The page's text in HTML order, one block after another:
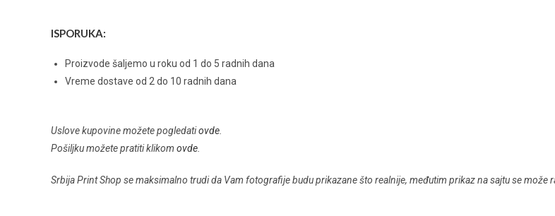
ISPORUKA:
Proizvode šaljemo u roku od 1 do 5 radnih dana
Vreme dostave od 2 do 10 radnih dana
Uslove kupovine možete pogledatiovde.
Pošiljku možete pratiti klikom ovde.
Srbija Print Shop se maksimalno trudi da Vam fotografije budu prikazane što realnije, međutim prikaz na sajtu se